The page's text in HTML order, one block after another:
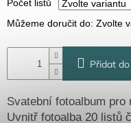
Počet listů
Můžeme doručit do: Zvolte
Přidat
Svatební fotoalbum
Uvnitř fotoalba 20 listů